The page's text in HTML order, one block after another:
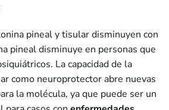
pineal y tisular disminuyen con
pineal disminuye en personas que
La capacidad de la
como neuroprotector abre nuevas
la molécula, ya que puede ser un